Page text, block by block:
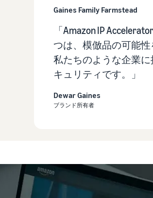
Gaines Family Farmstead
「Amazon IP
つは、模倣品の可能性
私たちのような企業
キュリティです。」
Dewar Gaines
ブランド所有者